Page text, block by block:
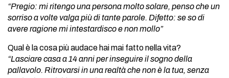
“Pregio: mi ritengo una persona molto solare, penso che un
sorriso a volte valga più di tante parole. Difetto: se so di
avere ragione mi intestardisco e non mollo”
Qual è la cosa più audace hai mai fatto nella vita?
“Lasciare casa a 14 anni per inseguire il sogno della
pallavolo. Ritrovarsi in una realtà che non è la tua, senza